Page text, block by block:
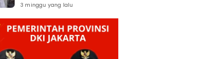
Dana Rp80 Juta
3 minggu yang lalu